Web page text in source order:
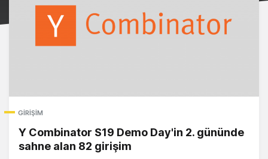
GIRIŞIM
Y Combinator S19 Demo Day'in 2. gününde
sahne alan 82 girişim